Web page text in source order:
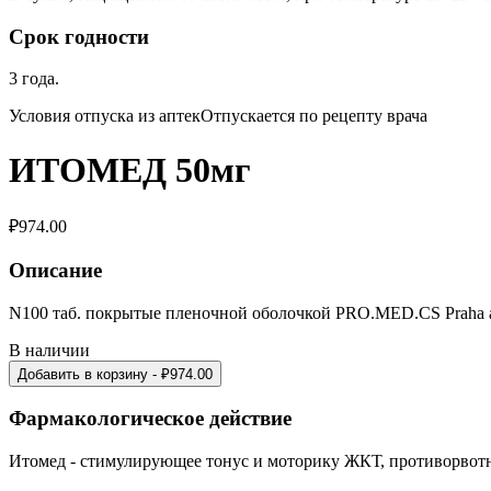
Срок годности
3 года.
Условия отпуска из аптекОтпускается по рецепту врача
ИТОМЕД 50мг
₽974.00
Описание
N100 таб. покрытые пленочной оболочкой PRO.MED.CS Praha
В наличии
Добавить в корзину - ₽974.00
Фармакологическое действие
Итомед - стимулирующее тонус и моторику ЖКТ,